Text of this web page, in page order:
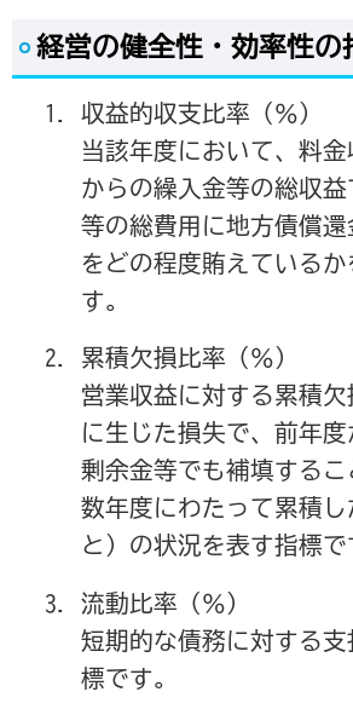
経営の健全性・効率性の
収益的収支比率（％）
当該年度において、料
からの繰入金等の総収
等の総費用に地方債償還
をどの程度賄えている
す。
累積欠損比率（％）
営業収益に対する累積
に生じた損失で、前年
剰余金等でも補填する
数年度にわたって累積し
と）の状況を表す指標で
流動比率（％）
短期的な債務に対する
標です。